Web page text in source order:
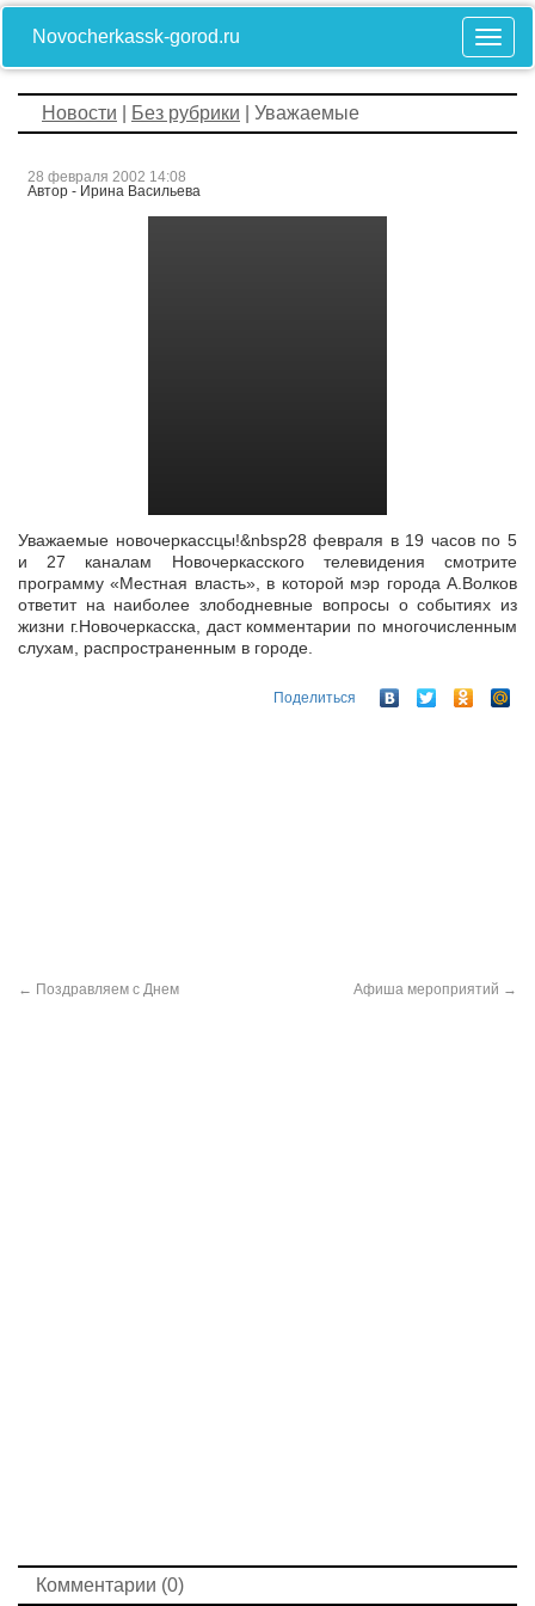
Novocherkassk-gorod.ru
Новости Без рубрики | Уважаемые
28 февраля 2002 14:08
Автор - Ирина Васильева
Уважаемые новочеркассцы!&nbsp28 февраля в 19 часов по 5
и 27 каналам Новочеркасского телевидения смотрите
программу «Местная власть», в которой мэр города А.Волков
ответит на наиболее злободневные вопросы о событиях из
жизни г.Новочеркасска, даст комментарии по многочисленным
слухам, распространенным в городе.
Поделиться
← Поздравляем с Днем Афиша мероприятий →
Комментарии (0)